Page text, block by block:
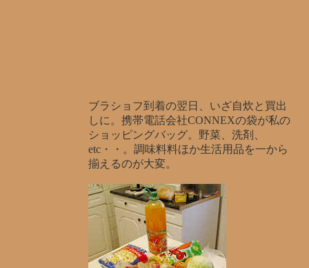
ブラショフ到着の翌日、いざ自炊と買出
しに。携帯電話会社CONNEXの袋が私の
ショッピングバッグ。野菜、洗剤、
etc・・。調味料料ほか生活用品を一から
揃えるのが大変。